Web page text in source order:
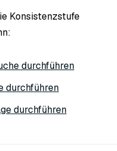
Konsistenzstufe
durchführen
durchführen
durchführen